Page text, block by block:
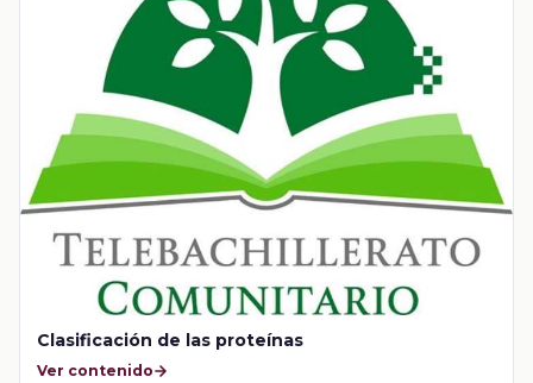
Clasificación de las proteínas
Ver contenido